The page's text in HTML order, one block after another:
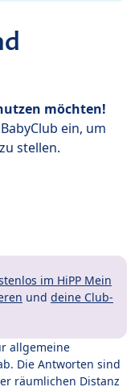
möchten!
ein, um
stellen.
im HiPP Mein
und deine Club-
allgemeine
Die Antworten sind
räumlichen Distanz